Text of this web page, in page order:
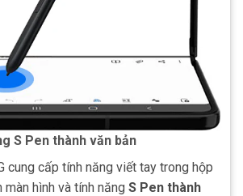
S Pen thành văn bản
cung cấp tính năng viết tay trong hộp
hình và tính năng S Pen thành